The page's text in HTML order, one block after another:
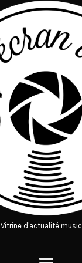
Vitrine d'actualité